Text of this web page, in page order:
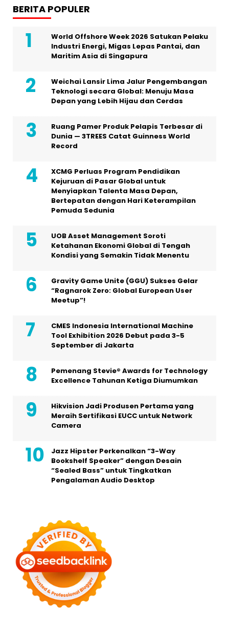
BERITA POPULER
World Offshore Week 2026 Satukan Pelaku
Industri Energi, Migas Lepas Pantai, dan
Maritim Asia di Singapura
Weichai Lansir Lima Jalur Pengembangan
Teknologi secara Global: Menuju Masa
Depan yang Lebih Hijau dan Cerdas
Ruang Pamer Produk Pelapis Terbesar di
Dunia — 3TREES Catat Guinness World
Record
XCMG Perluas Program Pendidikan
Kejuruan di Pasar Global untuk
Menyiapkan Talenta Masa Depan,
Bertepatan dengan Hari Keterampilan
Pemuda Sedunia
UOB Asset Management Soroti
Ketahanan Ekonomi Global di Tengah
Kondisi yang Semakin Tidak Menentu
Gravity Game Unite (GGU) Sukses Gelar
“Ragnarok Zero: Global European User
Meetup”!
CMES Indonesia International Machine
Tool Exhibition 2026 Debut pada 3-5
September di Jakarta
Pemenang Stevie® Awards for Technology
Excellence Tahunan Ketiga Diumumkan
Hikvision Jadi Produsen Pertama yang
Meraih Sertifikasi EUCC untuk Network
Camera
Jazz Hipster Perkenalkan “3-Way
Bookshelf Speaker” dengan Desain
“Sealed Bass” untuk Tingkatkan
Pengalaman Audio Desktop